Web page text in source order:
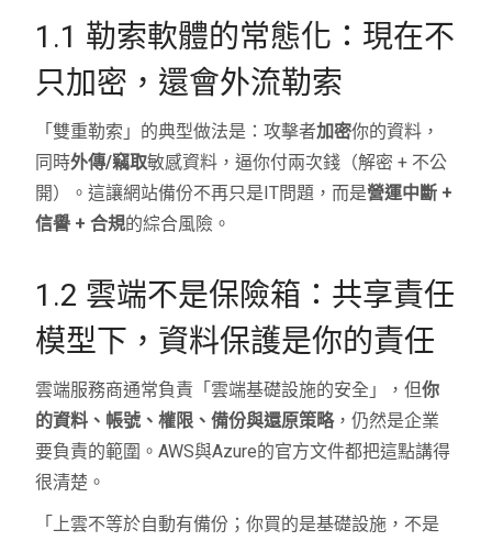
1.1 勒索軟體的常態化：現在不
只加密，還會外流勒索
「雙重勒索」的典型做法是：攻擊者加密你的資料，
同時外傳/竊取敏感資料，逼你付兩次錢（解密 + 不公
開）。這讓網站備份不再只是IT問題，而是營運中斷 +
信譽 + 合規的綜合風險。
1.2 雲端不是保險箱：共享責任
模型下，資料保護是你的責任
雲端服務商通常負責「雲端基礎設施的安全」，但你
的資料、帳號、權限、備份與還原策略，仍然是企業
要負責的範圍。AWS與Azure的官方文件都把這點講得
很清楚。
「上雲不等於自動有備份；你買的是基礎設施，不是